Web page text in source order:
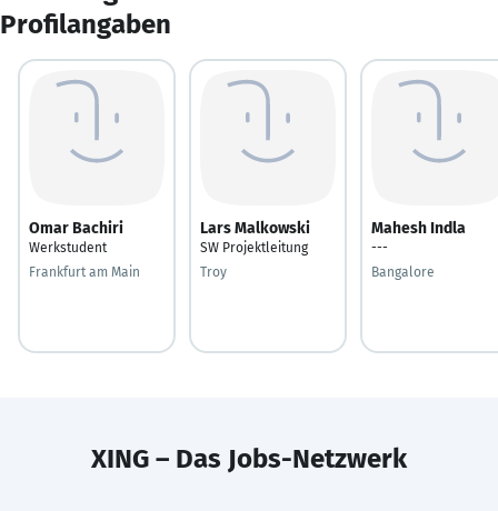
Profilangaben
Omar Bachiri
Werkstudent
Frankfurt am Main
Lars Malkowski
SW Projektleitung
Troy
Mahesh Indla
---
Bangalore
XING – Das Jobs-Netzwerk